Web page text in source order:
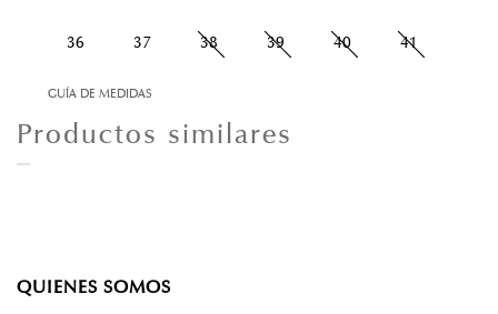
36 37 38 39 40 41
GUÍA DE MEDIDAS
Productos similares
QUIENES SOMOS